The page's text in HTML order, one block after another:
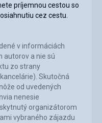
príjemnou cestou so
cez cestu.
v informáciách
autorov a nie sú
zo strany
Skutočná
od uvedených
nenesie
organizátorom
vybraného zájazdu